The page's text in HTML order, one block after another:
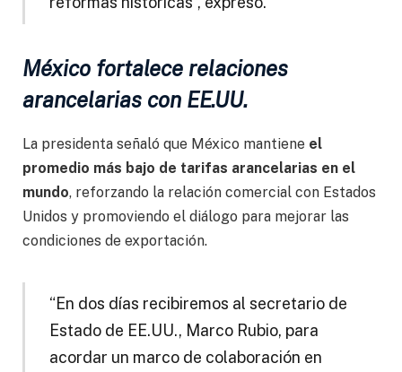
México fortalece relaciones
arancelarias con EE.UU.
La presidenta señaló que México mantiene el
promedio más bajo de tarifas arancelarias en el
mundo, reforzando la relación comercial con Estados
Unidos y promoviendo el diálogo para mejorar las
condiciones de exportación.
“En dos días recibiremos al secretario de
Estado de EE.UU., Marco Rubio, para
acordar un marco de colaboración en